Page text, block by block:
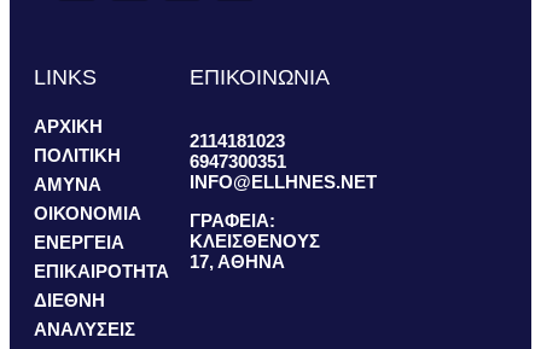
LINKS
ΑΡΧΙΚΗ
ΠΟΛΙΤΙΚΗ
ΑΜΥΝΑ
ΟΙΚΟΝΟΜΙΑ
ΕΝΕΡΓΕΙΑ
ΕΠΙΚΑΙΡΟΤΗΤΑ
ΔΙΕΘΝΗ
ΑΝΑΛΥΣΕΙΣ
ΕΠΙΚΟΙΝΩΝΙΑ
2114181023
6947300351
INFO@ELLHNES.NET
ΓΡΑΦΕΙΑ:
ΚΛΕΙΣΘΕΝΟΥΣ
17, ΑΘΗΝΑ